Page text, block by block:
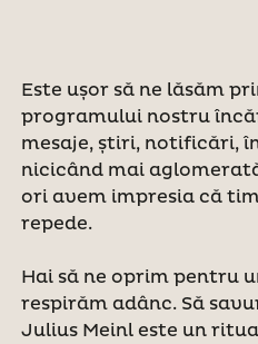
Este ușor să ne lăsăm
programului nostru
mesaje, știri, notificări,
nicicând mai
ori avem impresia că
repede.
Hai să ne oprim pentru
respirăm adânc. Să
Julius Meinl este un